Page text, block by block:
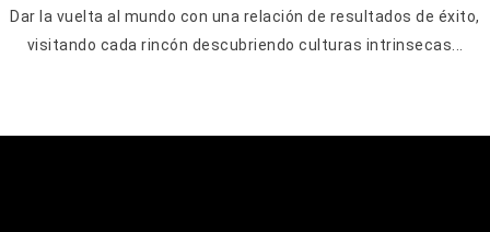
Dar la vuelta al mundo con una relación de resultados de éxito,
visitando cada rincón descubriendo culturas intrinsecas...